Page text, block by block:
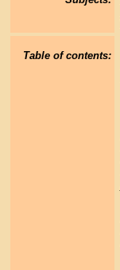
Table of contents: